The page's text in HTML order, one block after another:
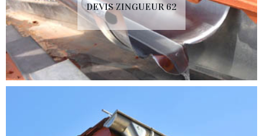
DEVIS ZINGUEUR 62